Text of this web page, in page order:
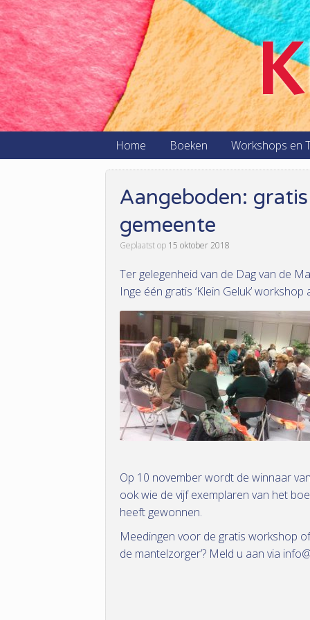
K
Home Boeken Workshops en
Aangeboden:
gemeente
Geplaatst op 15 oktober 2018
Ter gelegenheid van de Dag van de
Inge één gratis ‘Klein Geluk’
Op 10 november wordt de winnaar
ook wie de vijf exemplaren van het
heeft gewonnen.
Meedingen voor de gratis workshop
de mantelzorger’? Meld u aan via